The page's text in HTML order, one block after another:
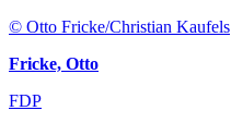
© Otto Fricke/Christian Kaufels
Fricke, Otto
FDP